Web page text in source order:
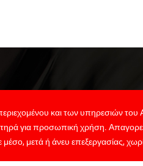
και των υπηρεσιών του
για προσωπική χρήση.
μετά ή άνευ επεξεργασίας,